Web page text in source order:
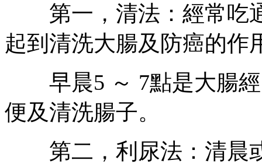
第一，清法：經常吃
起到清洗大腸及防癌的作
早晨5 ～ 7點是大腸經
便及清洗腸子。
第二，利尿法：清晨或